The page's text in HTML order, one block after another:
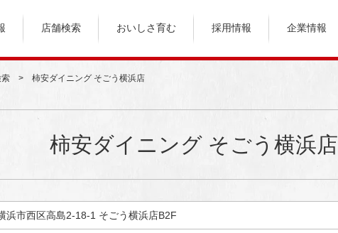
店舗検索 おいしさ育む 採用情報 企業情報
索 柿安ダイニング そごう横浜店
柿安ダイニング そごう横浜店
浜市西区高島2-18-1 そごう横浜店B2F